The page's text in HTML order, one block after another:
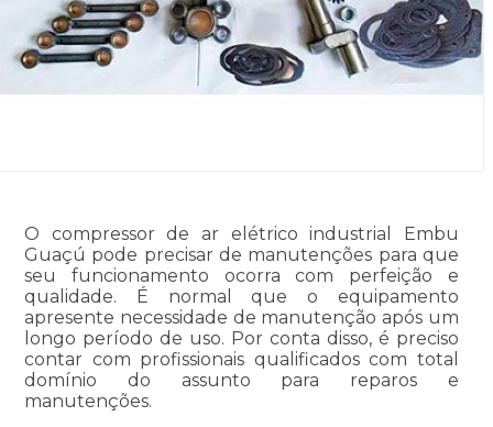
O compressor de ar elétrico industrial Embu
Guaçú pode precisar de manutenções para que
seu funcionamento ocorra com perfeição e
qualidade. É normal que o equipamento
apresente necessidade de manutenção após um
longo período de uso. Por conta disso, é preciso
contar com profissionais qualificados com total
domínio do assunto para reparos e
manutenções.